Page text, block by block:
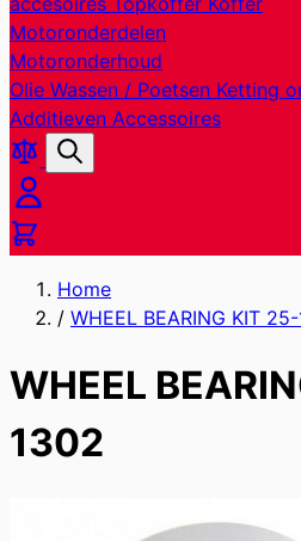
Motoronderdelen
Motoronderhoud
Olie Wassen / Poetsen Ketting
Additieven Accessoires
Producten
vergelijken
Zoek
Cart
Home
/ WHEEL BEARING KIT
WHEEL
1302